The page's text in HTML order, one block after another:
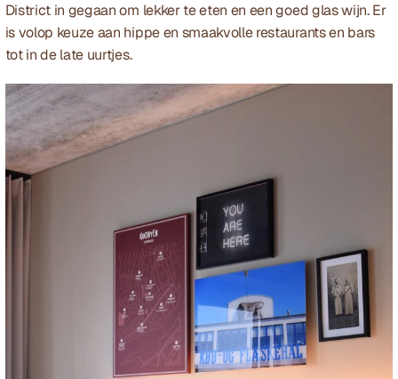
District in gegaan om lekker te eten en een goed glas wijn. Er
is volop keuze aan hippe en smaakvolle restaurants en bars
tot in de late uurtjes.